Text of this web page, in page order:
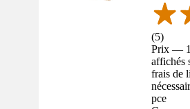
(5)
Prix —
affichés
frais de
pce